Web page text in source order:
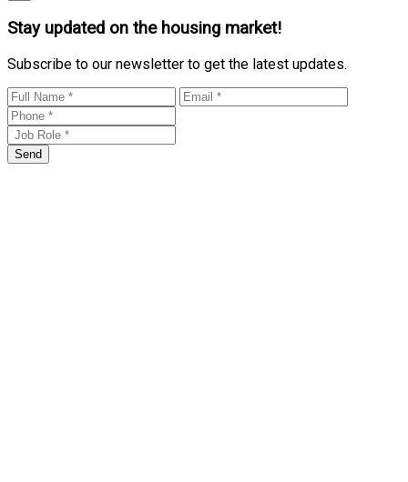
Stay updated on the housing market!
Subscribe to our newsletter to get the latest updates.
Send